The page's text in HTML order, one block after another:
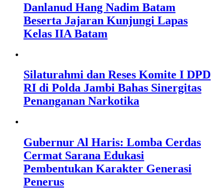
Danlanud Hang Nadim Batam
Beserta Jajaran Kunjungi Lapas
Kelas IIA Batam
Silaturahmi dan Reses Komite I DPD
RI di Polda Jambi Bahas Sinergitas
Penanganan Narkotika
Gubernur Al Haris: Lomba Cerdas
Cermat Sarana Edukasi
Pembentukan Karakter Generasi
Penerus